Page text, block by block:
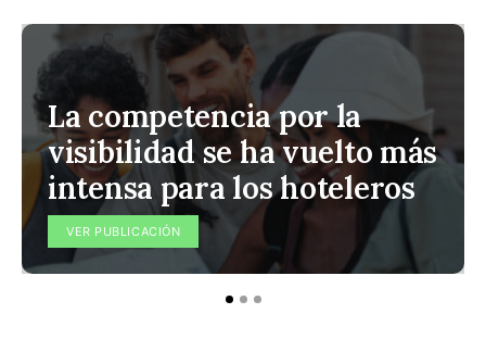
La competencia por la
visibilidad se ha vuelto más
intensa para los hoteleros
VER PUBLICACIÓN